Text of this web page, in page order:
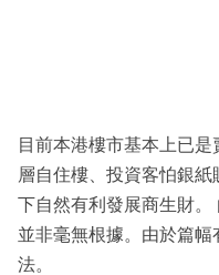
目前本港樓市基本上已
層自住樓、投資客怕銀
下自然有利發展商生財
並非毫無根據。由於篇
法。